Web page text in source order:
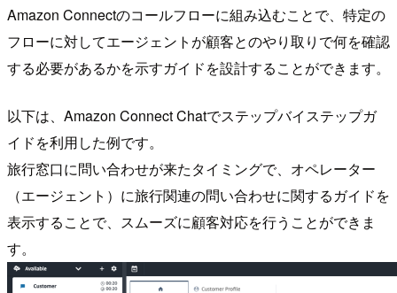
Amazon Connectのコールフローに組み込むことで、特定の
フローに対してエージェントが顧客とのやり取りで何を確認
する必要があるかを示すガイドを設計することができます。
以下は、Amazon Connect Chatでステップバイステップガ
イドを利用した例です。
旅行窓口に問い合わせが来たタイミングで、オペレーター
（エージェント）に旅行関連の問い合わせに関するガイドを
表示することで、スムーズに顧客対応を行うことができま
す。